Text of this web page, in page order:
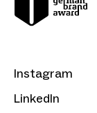
Instagram
LinkedIn